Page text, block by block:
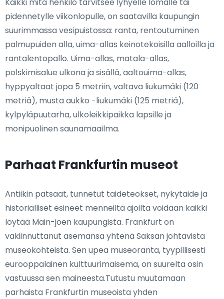
Kaikki mitä henkilö tarvitsee lyhyelle lomalle tai
pidennetylle viikonlopulle, on saatavilla kaupungin
suurimmassa vesipuistossa: ranta, rentoutuminen
palmupuiden alla, uima-allas keinotekoisilla aalloilla ja
rantalentopallo. Uima-allas, matala-allas,
polskimisalue ulkona ja sisällä, aaltouima-allas,
hyppyaltaat jopa 5 metriin, valtava liukumäki (120
metriä), musta aukko -liukumäki (125 metriä),
kylpyläpuutarha, ulkoleikkipaikka lapsille ja
monipuolinen saunamaailma.
Parhaat Frankfurtin museot
Antiikin patsaat, tunnetut taideteokset, nykytaide ja
historialliset esineet menneiltä ajoilta voidaan kaikki
löytää Main-joen kaupungista. Frankfurt on
vakiinnuttanut asemansa yhtenä Saksan johtavista
museokohteista. Sen upea museoranta, tyypillisesti
eurooppalainen kulttuurimaisema, on suurelta osin
vastuussa sen maineesta.Tutustu muutamaan
parhaista Frankfurtin museoista yhden